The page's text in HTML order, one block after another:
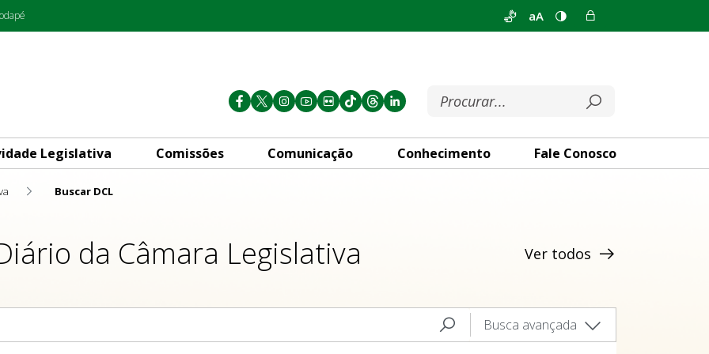
aA
Legislativa Comissões Comunicação Conhecimento Fale Conosco
Buscar DCL
da Câmara Legislativa Ver todos
Busca avançada